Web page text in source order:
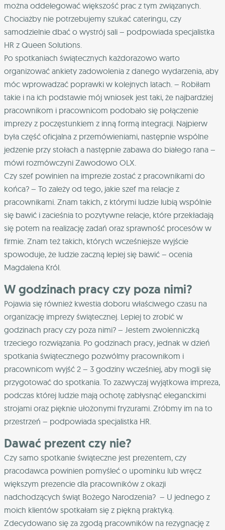
można oddelegować większość prac z tym związanych.
Chociażby nie potrzebujemy szukać cateringu, czy
samodzielnie dbać o wystrój sali – podpowiada specjalistka
HR z Queen Solutions.
Po spotkaniach świątecznych każdorazowo warto
organizować ankiety zadowolenia z danego wydarzenia, aby
móc wprowadzać poprawki w kolejnych latach. – Robiłam
takie i na ich podstawie mój wniosek jest taki, że najbardziej
pracownikom i pracownicom podobało się połączenie
imprezy z poczęstunkiem z inną formą integracji. Najpierw
była część oficjalna z przemówieniami, następnie wspólne
jedzenie przy stołach a następnie zabawa do białego rana –
mówi rozmówczyni Zawodowo OLX.
Czy szef powinien na imprezie zostać z pracownikami do
końca? – To zależy od tego, jakie szef ma relacje z
pracownikami. Znam takich, z którymi ludzie lubią wspólnie
się bawić i zacieśnia to pozytywne relacje, które przekładają
się potem na realizację zadań oraz sprawność procesów w
firmie. Znam też takich, których wcześniejsze wyjście
spowoduje, że ludzie zaczną lepiej się bawić – ocenia
Magdalena Król.
W godzinach pracy czy poza nimi?
Pojawia się również kwestia doboru właściwego czasu na
organizację imprezy świątecznej. Lepiej to zrobić w
godzinach pracy czy poza nimi? – Jestem zwolenniczką
trzeciego rozwiązania. Po godzinach pracy, jednak w dzień
spotkania świątecznego pozwólmy pracownikom i
pracownicom wyjść 2 – 3 godziny wcześniej, aby mogli się
przygotować do spotkania. To zazwyczaj wyjątkowa impreza,
podczas której ludzie mają ochotę zabłysnąć eleganckimi
strojami oraz pięknie ułożonymi fryzurami. Zróbmy im na to
przestrzeń – podpowiada specjalistka HR.
Dawać prezent czy nie?
Czy samo spotkanie świąteczne jest prezentem, czy
pracodawca powinien pomyśleć o upominku lub wręcz
większym prezencie dla pracowników z okazji
nadchodzących świąt Bożego Narodzenia? – U jednego z
moich klientów spotkałam się z piękną praktyką.
Zdecydowano się za zgodą pracowników na rezygnację z